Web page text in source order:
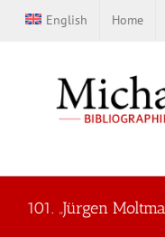
Inhalt
English Home
101. „Jürgen